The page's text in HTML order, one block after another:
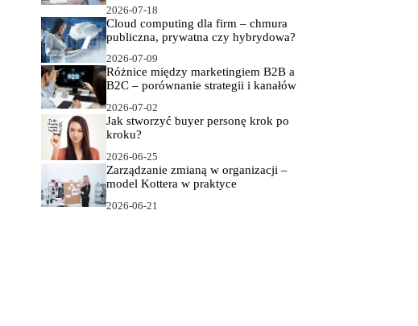
2026-07-18
Cloud computing dla firm – chmura
publiczna, prywatna czy hybrydowa?
2026-07-09
Różnice między marketingiem B2B a
B2C – porównanie strategii i kanałów
2026-07-02
Jak stworzyć buyer personę krok po
kroku?
2026-06-25
Zarządzanie zmianą w organizacji –
model Kottera w praktyce
2026-06-21